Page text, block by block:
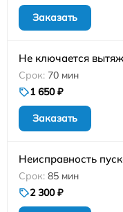
Заказать
Не ключается
70 мин
1 650 ₽
Заказать
Неисправность
85 мин
2 300 ₽